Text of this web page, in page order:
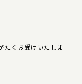
たくお受けいたしま